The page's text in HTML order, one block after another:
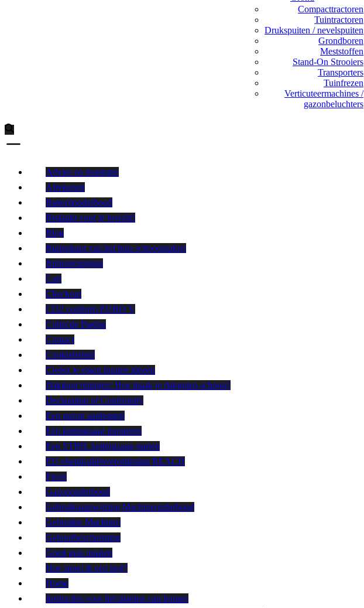
Compacttractoren
Tuintractoren
Drukspuiten / nevelspuiten
Grondboren
Meststoffen
Stand-On Strooiers
Transporters
Tuinfrezen
Verticuteermachines /
gazonbeluchters
Advies en inspiratie
Afrekenen
Batterijonderhoud
Bedankt voor je bericht!
Blog
Buitenkant van het huis schoonmaken
Buitenreiniging
Cart
Checkout
CO2 conform EURO V
Collectie Pagina
Contact
Cookiebeleid
Creëer je eigen houten ideeën
Dakgoot reinigen: Hoe maak je dakgoten schoon?
Declaration of Conformity
Een gazon aanleggen
Een kettingzaag monteren
Een STIHL kettingzaag starten
EU-chemicaliënverordening REACH
Ferris
Gazononderhoud
Gebruiksaanwijzing Machineonderhoud
Gebruikte Machines
Gehoorbescherming
Goed gras maaien
Hoe snoei ik een heg?
Home
Instructies voor het planten van bomen